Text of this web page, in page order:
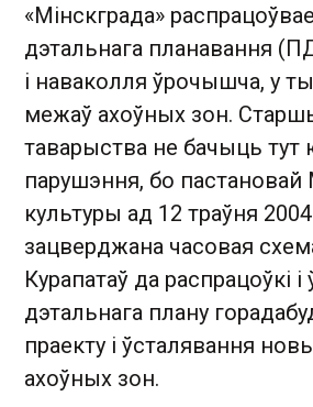
«Мінскграда»
дэтальнага планавання
і наваколля ўрочышча, у
межаў ахоўных зон.
таварыства не бачыць
парушэння, бо пастановай
культуры ад 12 траўня
зацверджана часовая
Курапатаў да распрацоўкі
дэтальнага плану
праекту і ўсталявання
ахоўных зон.